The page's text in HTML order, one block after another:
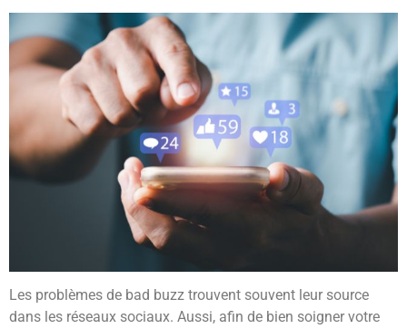
Les problèmes de bad buzz trouvent souvent leur source
dans les réseaux sociaux. Aussi, afin de bien soigner votre